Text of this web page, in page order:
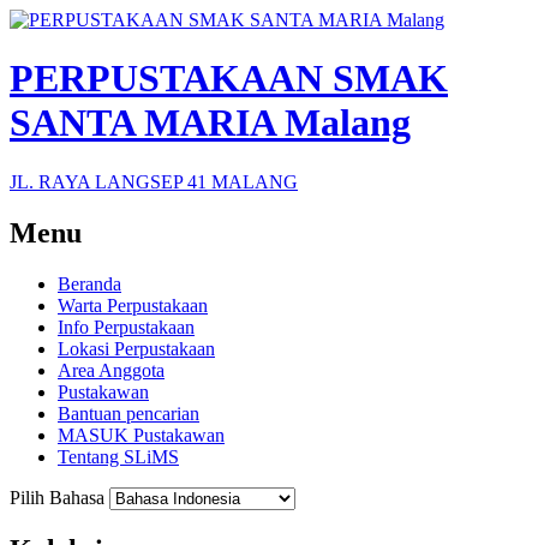
PERPUSTAKAAN SMAK
SANTA MARIA Malang
JL. RAYA LANGSEP 41 MALANG
Menu
Beranda
Warta Perpustakaan
Info Perpustakaan
Lokasi Perpustakaan
Area Anggota
Pustakawan
Bantuan pencarian
MASUK Pustakawan
Tentang SLiMS
Pilih Bahasa